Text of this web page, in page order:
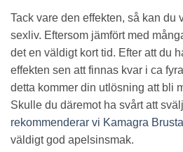
Tack vare den effekten, så kan du
sexliv. Eftersom jämfört med
det en väldigt kort tid. Efter att du
effekten sen att finnas kvar i ca
detta kommer din utlösning att bli
Skulle du däremot ha svårt att
rekommenderar vi Kamagra
väldigt god apelsinsmak.